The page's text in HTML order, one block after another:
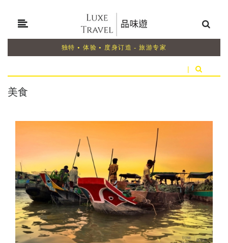
独特 • 体验 • 度身订造 - 旅游专家
|
美食